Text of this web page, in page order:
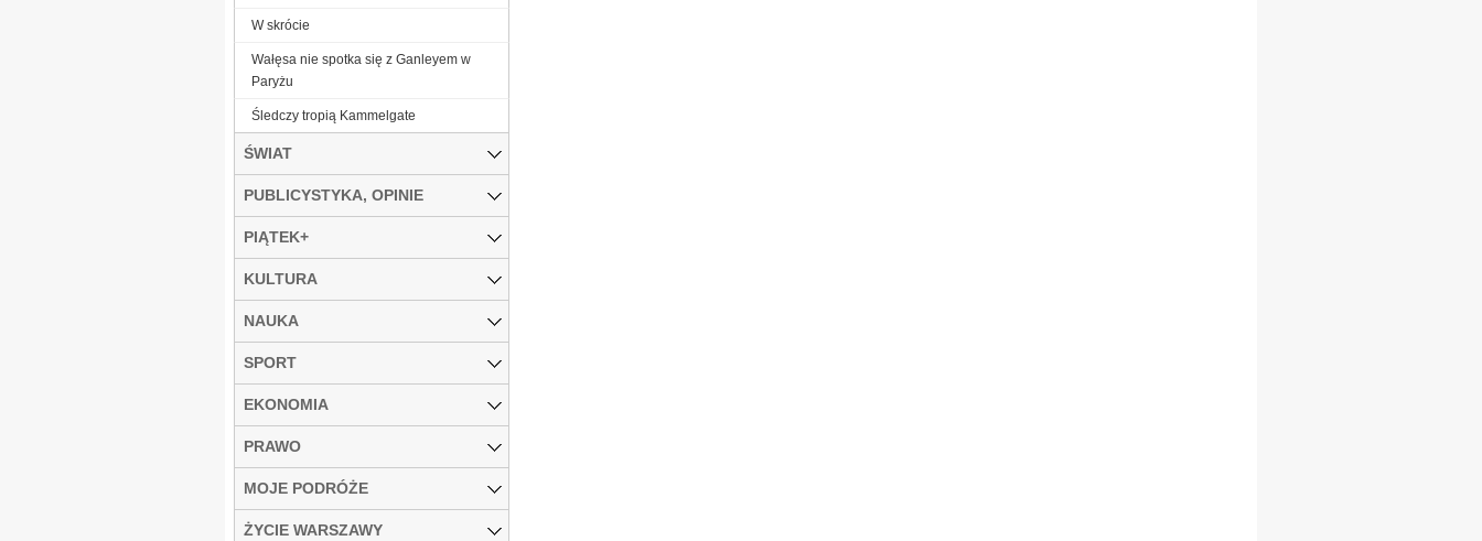
W skrócie
Wałęsa nie spotka się z Ganleyem w
Paryżu
Śledczy tropią Kammelgate
ŚWIAT
PUBLICYSTYKA, OPINIE
PIĄTEK+
KULTURA
NAUKA
SPORT
EKONOMIA
PRAWO
MOJE PODRÓŻE
ŻYCIE WARSZAWY